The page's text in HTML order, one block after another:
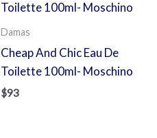
Damas
Cheap And Chic Eau De
Toilette 100ml- Moschino
$93